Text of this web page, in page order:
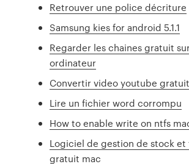
Retrouver une police décriture
Samsung kies for android 5.1.1
Regarder les chaines gratuit
ordinateur
Convertir video youtube
Lire un fichier word corrompu
How to enable write on ntfs
Logiciel de gestion de stock
gratuit mac